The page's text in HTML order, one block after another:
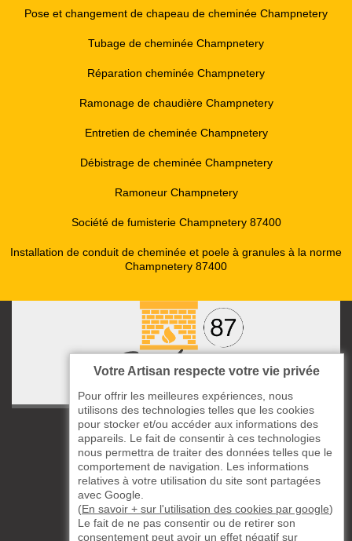
Pose et changement de chapeau de cheminée Champnetery
Tubage de cheminée Champnetery
Réparation cheminée Champnetery
Ramonage de chaudière Champnetery
Entretien de cheminée Champnetery
Débistrage de cheminée Champnetery
Ramoneur Champnetery
Société de fumisterie Champnetery 87400
Installation de conduit de cheminée et poele à granules à la norme
Champnetery 87400
ccas le Bourg
87220 Boisseuil
05 33 06 14 49
06 37 57 44 80
Siret : 823732649
Votre Artisan respecte votre vie privée
Pour offrir les meilleures expériences, nous
utilisons des technologies telles que les cookies
pour stocker et/ou accéder aux informations des
appareils. Le fait de consentir à ces technologies
nous permettra de traiter des données telles que le
comportement de navigation. Les informations
relatives à votre utilisation du site sont partagées
avec Google.
(En savoir + sur l'utilisation des cookies par google)
Le fait de ne pas consentir ou de retirer son
consentement peut avoir un effet négatif sur